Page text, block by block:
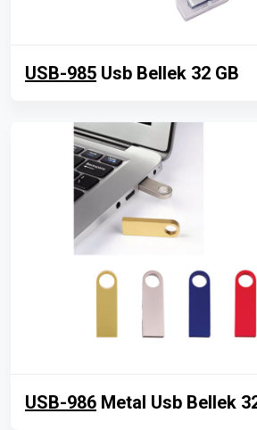
USB-985 Usb Bellek 32 GB
USB-986 Metal Usb Bellek